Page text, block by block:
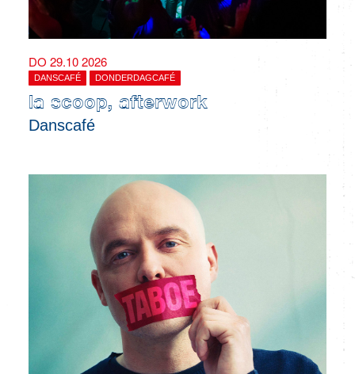
DO 29.10 2026
DANSCAFÉ DONDERDAGCAFÉ
la scoop, afterwork
Danscafé